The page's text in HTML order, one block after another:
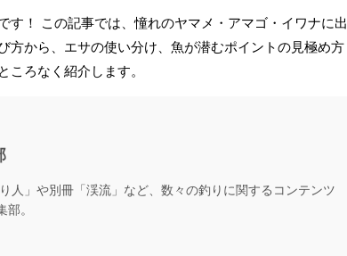
！ この記事では、憧れのヤマメ・アマゴ・イワナに出
方から、エサの使い分け、魚が潜むポイントの見極め方
ろなく紹介します。
人」や別冊「渓流」など、数々の釣りに関するコンテンツ
。